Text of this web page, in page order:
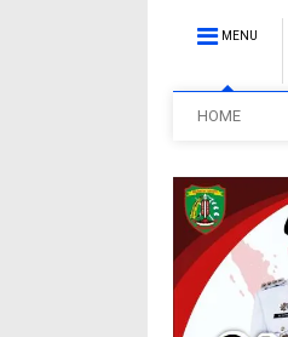
MENU
HOME